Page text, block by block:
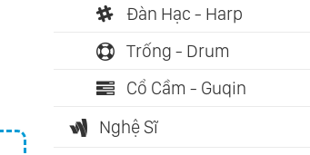
Giá Trị Cuộc Sống
(Jack Canfield)
Cho Những
Ngã (Jack
Đàn Hạc - Harp
Trống - Drum
Cổ Cầm - Guqin
Nghệ Sĩ